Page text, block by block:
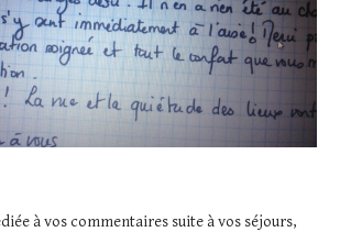
à vos commentaires suite à vos séjours,